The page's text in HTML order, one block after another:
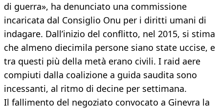
di guerra», ha denunciato una commissione
incaricata dal Consiglio Onu per i diritti umani di
indagare. Dall’inizio del conflitto, nel 2015, si stima
che almeno diecimila persone siano state uccise, e
tra questi più della metà erano civili. I raid aere
compiuti dalla coalizione a guida saudita sono
incessanti, al ritmo di decine per settimana.
Il fallimento del negoziato convocato a Ginevra la